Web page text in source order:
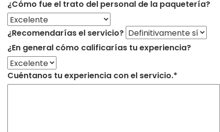
¿Cómo fue el trato del personal de la paquetería?
¿Recomendarías el servicio?
¿En general cómo calificarías tu experiencia?
Cuéntanos tu experiencia con el servicio.*